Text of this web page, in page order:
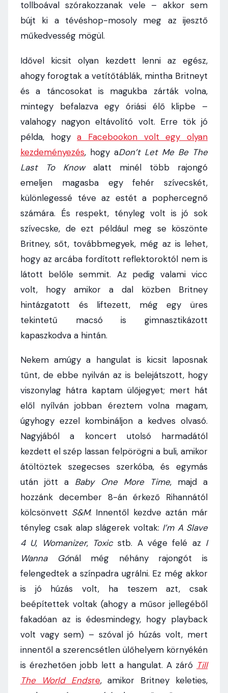
tollboával szórakozzanak vele – akkor sem
bújt ki a tévéshop-mosoly meg az ijesztő
műkedvesség mögül.
Idővel kicsit olyan kezdett lenni az egész,
ahogy forogtak a vetítőtáblák, mintha Britneyt
és a táncosokat is magukba zárták volna,
mintegy befalazva egy óriási élő klipbe –
valahogy nagyon eltávolító volt. Erre tök jó
példa, hogya Facebookon volt egy olyan
kezdeményezés, hogy aDon’t Let Me Be The
Last To Knowalatt minél több rajongó
emeljen magasba egy fehér szívecskét,
különlegessé téve az estét a pophercegnő
számára. És respekt, tényleg volt is jó sok
szívecske, de ezt például meg se köszönte
Britney, sőt, továbbmegyek, még az is lehet,
hogy az arcába fordított reflektoroktól nem is
látott belőle semmit. Az pedig valami vicc
volt, hogy amikor a dal közben Britney
hintázgatott és liftezett, még egy üres
tekintetű macsó is gimnasztikázott
kapaszkodva a hintán.
Nekem amúgy a hangulat is kicsit laposnak
tűnt, de ebbe nyilván az is belejátszott, hogy
viszonylag hátra kaptam ülőjegyet; mert hát
elől nyílván jobban éreztem volna magam,
úgyhogy ezzel kombináljon a kedves olvasó.
Nagyjából a koncert utolsó harmadától
kezdett el szép lassan felpörögni a buli, amikor
átöltöztek szegecses szerkóba, és egymás
után jött a Baby One More Time, majd a
hozzánk december 8-án érkező Rihannától
kölcsönvett S&M. Innentől kezdve aztán már
tényleg csak alap slágerek voltak: I’m A Slave
4 U, Womanizer, Toxicstb. A vége felé az I
Wanna Gónál még néhány rajongót is
felengedtek a színpadra ugrálni. Ez még akkor
is jó húzás volt, ha teszem azt, csak
beépítettek voltak (ahogy a műsor jellegéből
fakadóan az is édesmindegy, hogy playback
volt vagy sem) – szóval jó húzás volt, mert
innentől a szerencsétlen ülőhelyem környékén
is érezhetően jobb lett a hangulat. A záró Till
The World Endsre, amikor Britney keleties,